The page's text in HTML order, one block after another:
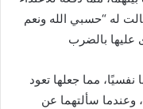
له “حسبي الله ونعم
عليها بالضرب
مما جعلها تعود
وعندما سألتهما عن